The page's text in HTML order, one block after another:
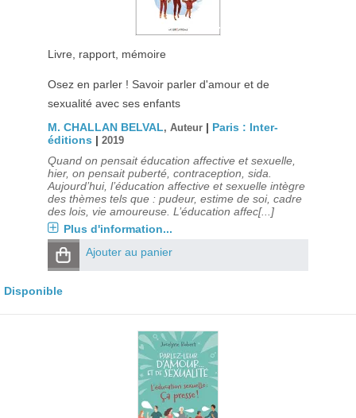
Livre, rapport, mémoire
Osez en parler ! Savoir parler d'amour et de
sexualité avec ses enfants
M. CHALLAN BELVAL, Auteur | Paris : Inter-
éditions | 2019
Quand on pensait éducation affective et sexuelle,
hier, on pensait puberté, contraception, sida.
Aujourd’hui, l’éducation affective et sexuelle intègre
des thèmes tels que : pudeur, estime de soi, cadre
des lois, vie amoureuse. L’éducation affec[...]
Plus d'information...
Ajouter au panier
Disponible